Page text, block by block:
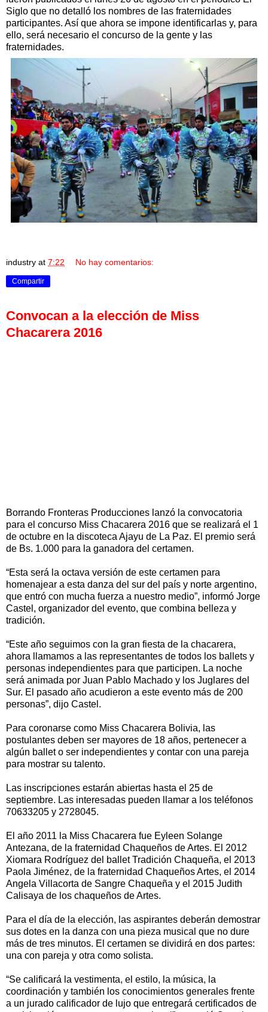
Siglo que no detalló los nombres de las fraternidades
participantes. Así que ahora se impone identificarlas y, para
ello, será necesario el concurso de la gente y las
fraternidades.
industry at 7:22 No hay comentarios:
Compartir
Convocan a la elección de Miss
Chacarera 2016
Borrando Fronteras Producciones lanzó la convocatoria
para el concurso Miss Chacarera 2016 que se realizará el 1
de octubre en la discoteca Ajayu de La Paz. El premio será
de Bs. 1.000 para la ganadora del certamen.
“Esta será la octava versión de este certamen para
homenajear a esta danza del sur del país y norte argentino,
que entró con mucha fuerza a nuestro medio”, informó Jorge
Castel, organizador del evento, que combina belleza y
tradición.
“Este año seguimos con la gran fiesta de la chacarera,
ahora llamamos a las representantes de todos los ballets y
personas independientes para que participen. La noche
será animada por Juan Pablo Machado y los Juglares del
Sur. El pasado año acudieron a este evento más de 200
personas”, dijo Castel.
Para coronarse como Miss Chacarera Bolivia, las
postulantes deben ser mayores de 18 años, pertenecer a
algún ballet o ser independientes y contar con una pareja
para mostrar su talento.
Las inscripciones estarán abiertas hasta el 25 de
septiembre. Las interesadas pueden llamar a los teléfonos
70633205 y 2728045.
El año 2011 la Miss Chacarera fue Eyleen Solange
Antezana, de la fraternidad Chaqueños de Artes. El 2012
Xiomara Rodríguez del ballet Tradición Chaqueña, el 2013
Paola Jiménez, de la fraternidad Chaqueños Artes, el 2014
Angela Villacorta de Sangre Chaqueña y el 2015 Judith
Calisaya de los chaqueños de Artes.
Para el día de la elección, las aspirantes deberán demostrar
sus dotes en la danza con una pieza musical que no dure
más de tres minutos. El certamen se dividirá en dos partes:
una con pareja y otra como solista.
“Se calificará la vestimenta, el estilo, la música, la
coordinación y también los conocimientos generales frente
a un jurado calificador de lujo que entregará certificados de